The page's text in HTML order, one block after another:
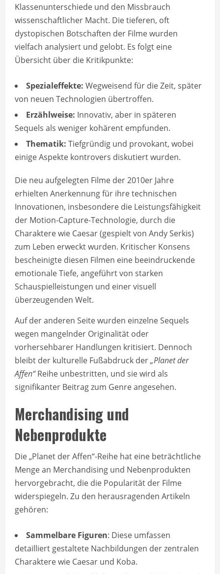
Klassenunterschiede und den Missbrauch
wissenschaftlicher Macht. Die tieferen, oft
dystopischen Botschaften der Filme wurden
vielfach analysiert und gelobt. Es folgt eine
Übersicht über die Kritikpunkte:
Spezialeffekte: Wegweisend für die Zeit, später
von neuen Technologien übertroffen.
Erzählweise: Innovativ, aber in späteren
Sequels als weniger kohärent empfunden.
Thematik: Tiefgründig und provokant, wobei
einige Aspekte kontrovers diskutiert wurden.
Die neu aufgelegten Filme der 2010er Jahre
erhielten Anerkennung für ihre technischen
Innovationen, insbesondere die Leistungsfähigkeit
der Motion-Capture-Technologie, durch die
Charaktere wie Caesar (gespielt von Andy Serkis)
zum Leben erweckt wurden. Kritischer Konsens
bescheinigte diesen Filmen eine beeindruckende
emotionale Tiefe, angeführt von starken
Schauspielleistungen und einer visuell
überzeugenden Welt.
Auf der anderen Seite wurden einzelne Sequels
wegen mangelnder Originalität oder
vorhersehbarer Handlungen kritisiert. Dennoch
bleibt der kulturelle Fußabdruck der„Planet der
Affen“Reihe unbestritten, und sie wird als
signifikanter Beitrag zum Genre angesehen.
Merchandising und
Nebenprodukte
Die „Planet der Affen“-Reihe hat eine beträchtliche
Menge an Merchandising und Nebenprodukten
hervorgebracht, die die Popularität der Filme
widerspiegeln. Zu den herausragenden Artikeln
gehören:
Sammelbare Figuren: Diese umfassen
detailliert gestaltete Nachbildungen der zentralen
Charaktere wie Caesar und Koba.